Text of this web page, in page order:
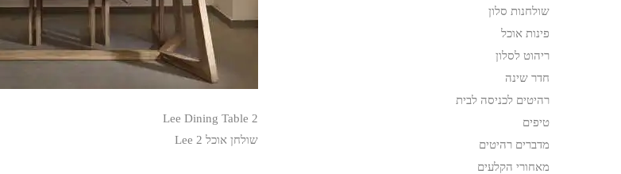
Lee Dining Table 2
שולחן אוכל Lee 2
שולחנות סלון
פינות אוכל
ריהוט לסלון
חדר שינה
רהיטים לכניסה לבית
טיפים
מדברים רהיטים
מאחורי הקלעים